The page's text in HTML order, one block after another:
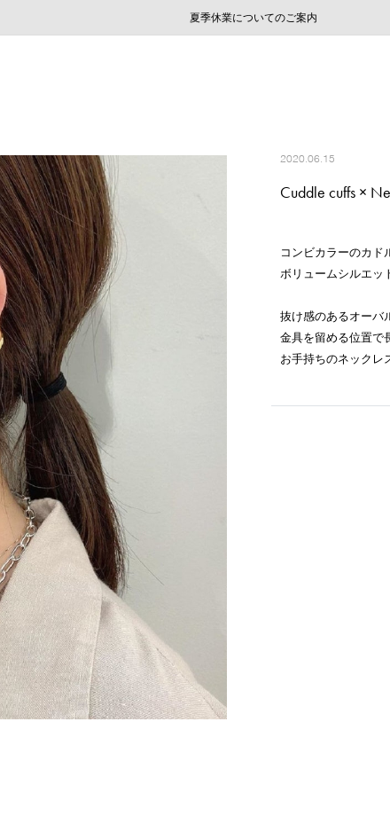
採用のご案内
ご注文いただいたお品物のお届け状況について
夏季休業についてのご案内
WEB LIMITED ITEMS >>
採用のご案内
ご注文いただいたお品物のお届け状況について
2020.06.15
Cuddle cuffs ×
コンビカラーのカド
ボリュームシルエッ
抜け感のあるオーバ
金具を留める位置で
お手持ちのネックレ